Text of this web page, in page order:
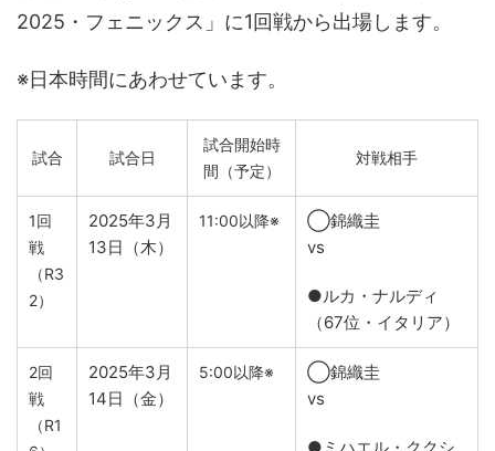
2025・フェニックス」に1回戦から出場します。
※日本時間にあわせています。
試合 試合日
試合開始時
間（予定）
対戦相手
1回
戦
（R3
2）
2025年3月
13日（木）
11:00以降※
◯錦織圭
vs
●ルカ・ナルディ
（67位・イタリア）
2回
戦
（R1
2025年3月
14日（金）
5:00以降※
◯錦織圭
vs